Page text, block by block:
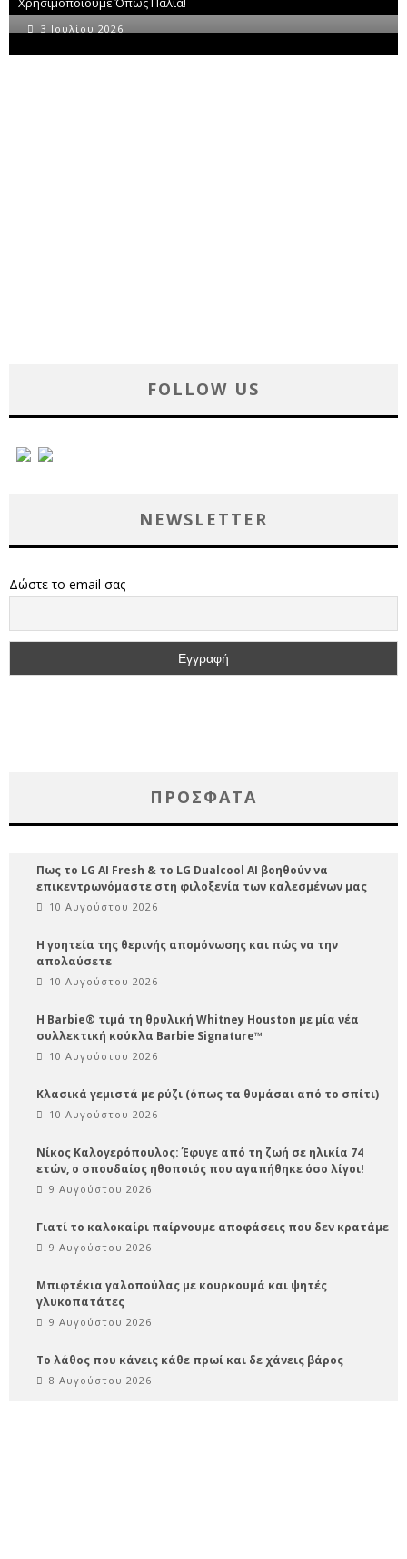
3 Ιουλίου 2026
FOLLOW US
NEWSLETTER
Δώστε το email σας
ΠΡΌΣΦΑΤΑ
Πως το LG AI Fresh & το LG Dualcool AI βοηθούν να
επικεντρωνόμαστε στη φιλοξενία των καλεσμένων μας
10 Αυγούστου 2026
Η γοητεία της θερινής απομόνωσης και πώς να την
απολαύσετε
10 Αυγούστου 2026
Η Barbie® τιμά τη θρυλική Whitney Houston με μία νέα
συλλεκτική κούκλα Barbie Signature™
10 Αυγούστου 2026
Κλασικά γεμιστά με ρύζι (όπως τα θυμάσαι από το σπίτι)
10 Αυγούστου 2026
Νίκος Καλογερόπουλος: Έφυγε από τη ζωή σε ηλικία 74
ετών, ο σπουδαίος ηθοποιός που αγαπήθηκε όσο λίγοι!
9 Αυγούστου 2026
Γιατί το καλοκαίρι παίρνουμε αποφάσεις που δεν κρατάμε
9 Αυγούστου 2026
Μπιφτέκια γαλοπούλας με κουρκουμά και ψητές
γλυκοπατάτες
9 Αυγούστου 2026
Το λάθος που κάνεις κάθε πρωί και δε χάνεις βάρος
8 Αυγούστου 2026